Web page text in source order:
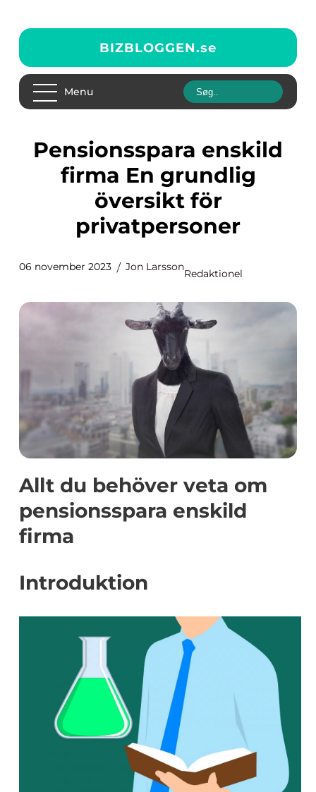
BIZBLOGGEN.se
Menu
Pensionsspara enskild
firma En grundlig
översikt för
privatpersoner
06 november 2023 Jon Larsson
Redaktionel
Allt du behöver veta om
pensionsspara enskild
firma
Introduktion